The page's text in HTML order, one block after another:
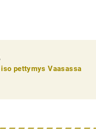
pettymys Vaasassa